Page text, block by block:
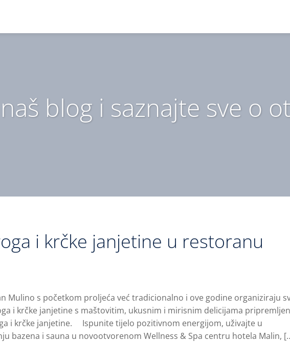
blog i saznajte sve o
i krčke janjetine u restoranu
Mulino s početkom proljeća već tradicionalno i ove godine organiziraju
i krčke janjetine s maštovitim, ukusnim i mirisnim delicijama
i krčke janjetine. Ispunite tijelo pozitivnom energijom, uživajte u
bazena i sauna u novootvorenom Wellness & Spa centru hotela Malin,